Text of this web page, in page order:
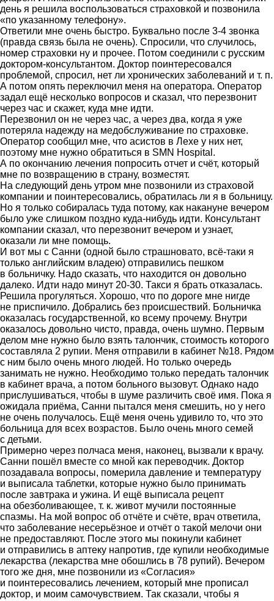
день я решила воспользоваться страховкой и позвонила
«по указанному телефону».
Ответили мне очень быстро. Буквально после 3-4 звонка
(правда связь была не очень). Спросили, что случилось,
номер страховки ну и прочее. Потом соединили с русским
доктором-консультантом. Доктор поинтересовался
проблемой, спросил, нет ли хронических заболеваний и т. п.
А потом опять переключил меня на оператора. Оператор
задал ещё несколько вопросов и сказал, что перезвонит
через час и скажет, куда мне идти.
Перезвонил он не через час, а через два, когда я уже
потеряла надежду на медобслуживание по страховке.
Оператор сообщил мне, что асистов в Лехе у них нет,
поэтому мне нужно обратиться в SMN Hospital.
А по окончанию лечения попросить отчет и счёт, который
мне по возвращению в страну, возместят.
На следующий день утром мне позвонили из страховой
компании и поинтересовались, обратилась ли я в больницу.
Но я только собиралась туда потому, как накануне вечером
было уже слишком поздно куда-нибудь идти. Консультант
компании сказал, что перезвонит вечером и узнает,
оказали ли мне помощь.
И вот мы с Санни (одной было страшновато, всё-таки я
только английским владею) отправились пешком
в больничку. Надо сказать, что находится он довольно
далеко. Идти надо минут 20-30. Такси я брать отказалась.
Решила прогуляться. Хорошо, что по дороге мне нигде
не приспичило. Добрались без происшествий. Больничка
оказалась государственной, ко всему прочему. Внутри
оказалось довольно чисто, правда, очень шумно. Первым
делом мне нужно было взять талончик, стоимость которого
составляла 2 рупии. Меня отправили в кабинет №18. Рядом
с ним было очень много людей. Но только очередь
занимать не нужно. Необходимо только передать талончик
в кабинет врача, а потом больного вызовут. Однако надо
прислушиваться, чтобы в шуме различить своё имя. Пока я
ожидала приёма, Санни пытался меня смешить, но у него
не очень получалось. Ещё меня очень удивило то, что это
больница для всех возрастов. Было очень много семей
с детьми.
Примерно через полчаса меня, наконец, вызвали к врачу.
Санни пошёл вместе со мной как переводчик. Доктор
позадавала вопросы, померила давление и температуру
и выписала таблетки, которые нужно было принимать
после завтрака и ужина. И ещё выписала рецепт
на обезболивающее, т. к. живот мучили постоянные
спазмы. На мой вопрос об отчёте и счёте, врач ответила,
что заболевание несерьёзное и отчёт о такой мелочи они
не предоставляют. После этого мы покинули кабинет
и отправились в аптеку напротив, где купили необходимые
лекарства (лекарства мне обошлись в 78 рупий). Вечером
того же дня, мне позвонили из «Согласия»
и поинтересовались лечением, который мне прописал
доктор, и моим самочувствием. Так сказали, чтобы я